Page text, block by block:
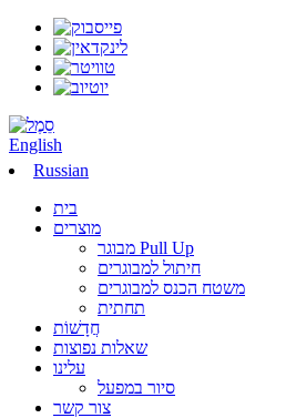
English
Russian
בית
מוצרים
מבוגר Pull Up
חיתול למבוגרים
משטח הכנס למבוגרים
תחתית
חֲדָשׁוֹת
שאלות נפוצות
עלינו
סיור במפעל
צור קשר